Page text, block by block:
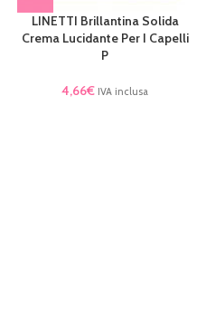
LINETTI Brillantina Solida
Crema Lucidante Per I Capelli
P
4,66€ IVA inclusa